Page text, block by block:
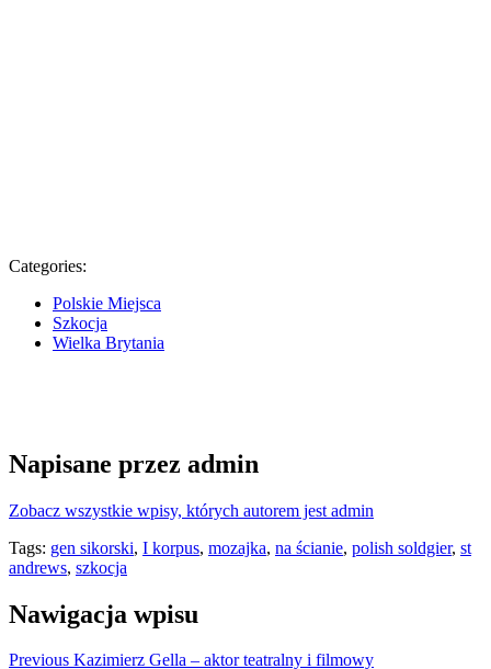
Categories:
Polskie Miejsca
Szkocja
Wielka Brytania
Napisane przez admin
Zobacz wszystkie wpisy, których autorem jest admin
Tags: gen sikorski, I korpus, mozajka, na ścianie, polish soldgier, st
andrews, szkocja
Nawigacja wpisu
Previous Kazimierz Gella – aktor teatralny i filmowy